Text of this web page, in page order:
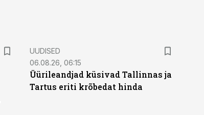
UUDISED
06.08.26, 06:15
Üürileandjad küsivad Tallinnas ja
Tartus eriti krõbedat hinda